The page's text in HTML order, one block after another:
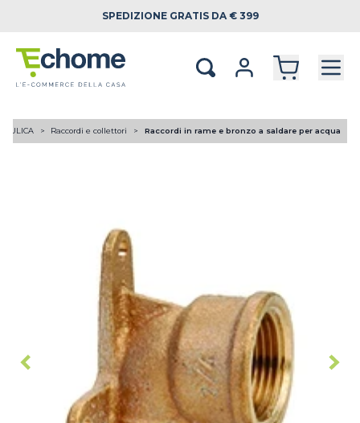
SPEDIZIONE GRATIS DA € 399
Raccordi e collettori Raccordi in rame e bronzo a saldare per acqua